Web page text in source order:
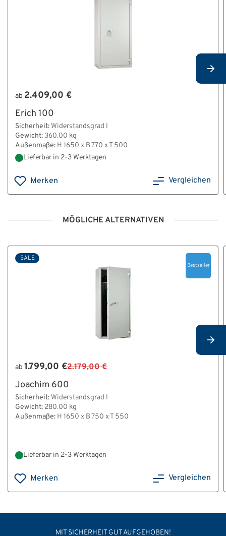
ab 2.409,00 €
Erich 100
Sicherheit: Widerstandsgrad I
Gewicht: 360.00 kg
Außenmaße: H 1650 x B 770 x T 500
Lieferbar in 2-3 Werktagen
Merken Vergleichen
MÖGLICHE ALTERNATIVEN
SALE
Bestseller
ab 1.799,00 €2.179,00 €
Joachim 600
Sicherheit: Widerstandsgrad I
Gewicht: 280.00 kg
Außenmaße: H 1650 x B 750 x T 550
Lieferbar in 2-3 Werktagen
Merken Vergleichen
MIT SICHERHEIT GUT AUFGEHOBEN!